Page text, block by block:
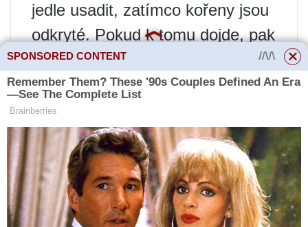
jedle usadit, zatímco kořeny jsou
odkryté. Pokud k tomu dojde, pak
by měly být dutiny vyplněny
půdou. V prvních letech po
výsadbě nezapomeňte mladou
rostlinu pravidelně zalévat. Stojí
za to se řídit pravidlem: je lepší
mít hodně, ale zřídka, než málo,
ale často.
SPONSORED CONTENT